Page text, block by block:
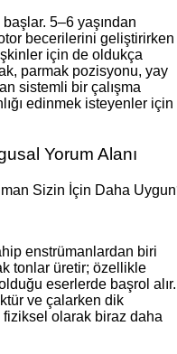
5–6 yaşından
becerilerini geliştirirken
için de oldukça
parmak pozisyonu, yay
sistemli bir çalışma
edinmek isteyenler için
Yorum Alanı
enstrümanlardan biri
tonlar üretir; özellikle
eserlerde başrol alır.
ve çalarken dik
olarak biraz daha